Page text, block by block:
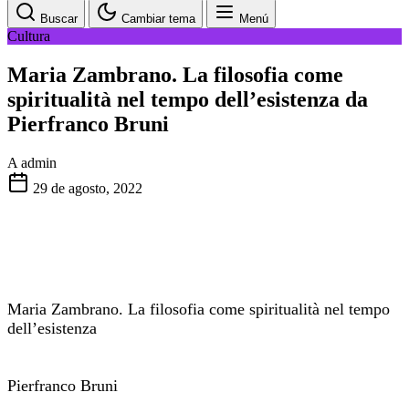
Buscar Cambiar tema Menú
Cultura
Maria Zambrano. La filosofia come
spiritualità nel tempo dell’esistenza da
Pierfranco Bruni
A admin
29 de agosto, 2022
Maria Zambrano. La filosofia come spiritualità nel tempo
dell’esistenza
Pierfranco Bruni